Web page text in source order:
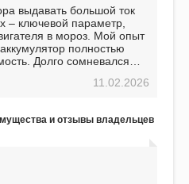
выдавать большой ток
– ключевой параметр,
в мороз. Мой опыт
полностью
Долго сомневался
отличное вложение,11.02.2026
и отзывы владельцев